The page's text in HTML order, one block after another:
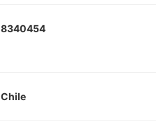
8340454
Chile